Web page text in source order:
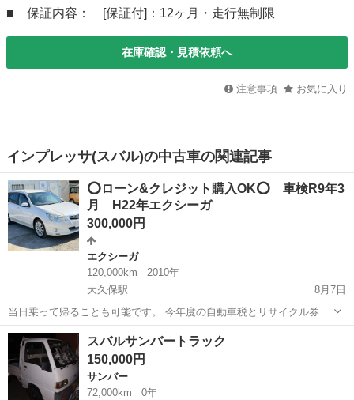
■ 保証内容： [保証付]：12ヶ月・走行無制限
在庫確認・見積依頼へ
注意事項 お気に入り
インプレッサ(スバル)の中古車の関連記事
⭕️ローン&クレジット購入OK⭕️ 車検R9年3
月 H22年エクシーガ
300,000円
エクシーガ
120,000km
2010年
大久保駅
8月7日
当日乗って帰ることも可能です。 今年度の自動車税とリサイクル券も
含んだ金額です。（名変預り金5万円別途） 現車確認が早い方からの
ご案内となります。 🟢で「カーセコンド」と検索いただければ詳細画
像もお送り可能でござい...
兵庫 神戸市 大久保駅 エクシーガ
スバルサンバートラック
150,000円
サンバー
72,000km
0年